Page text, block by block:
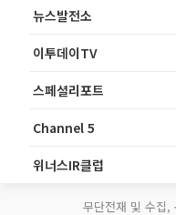
뉴스발전소
이투데이TV
스페셜리포트
Channel 5
위너스IR클럽
무단전재 및 수집,